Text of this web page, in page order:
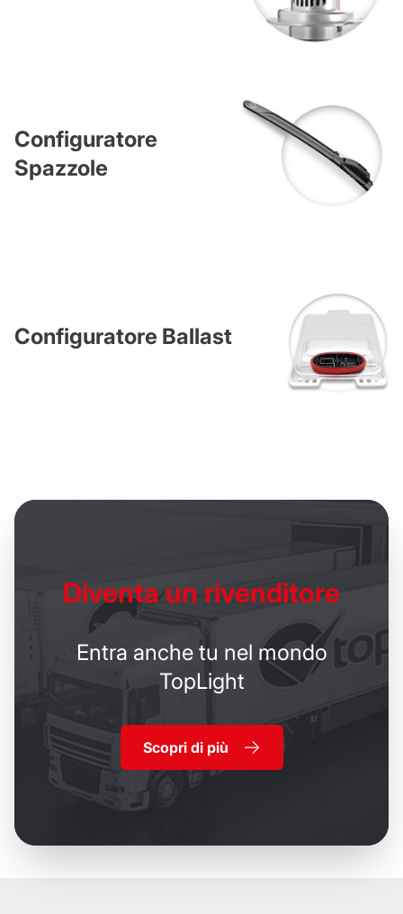
Configuratore
Spazzole
Configuratore Ballast
Diventa un rivenditore
Entra anche tu nel mondo
TopLight
Scopri di più